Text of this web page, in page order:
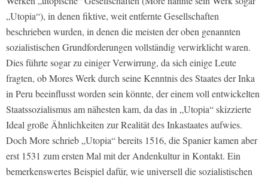
„Utopia“), in denen fiktive, weit entfernte Gesellschaften
beschrieben wurden, in denen die meisten der oben genannten
sozialistischen Grundforderungen vollständig verwirklicht waren.
Dies führte sogar zu einiger Verwirrung, da sich einige Leute
fragten, ob Mores Werk durch seine Kenntnis des Staates der Inka
in Peru beeinflusst worden sein könnte, der einem voll entwickelten
Staatssozialismus am nähesten kam, da das in „Utopia“ skizzierte
Ideal große Ähnlichkeiten zur Realität des Inkastaates aufwies.
Doch More schrieb „Utopia“ bereits 1516, die Spanier kamen aber
erst 1531 zum ersten Mal mit der Andenkultur in Kontakt. Ein
bemerkenswertes Beispiel dafür, wie universell die sozialistischen